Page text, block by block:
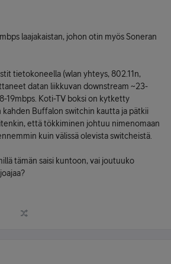
laajakaistan, johon otin myös Soneran
tietokoneella (wlan yhteys, 802.11n,
datan liikkuvan downstream ~23-
19mbps. Koti-TV boksi on kytketty
kahden Buffalon switchin kautta ja pätkii
että tökkiminen johtuu nimenomaan
kuin välissä olevista switcheistä.
tämän saisi kuntoon, vai joutuuko